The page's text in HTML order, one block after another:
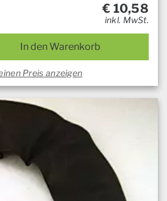
€ 10,58
inkl. MwSt.
In den Warenkorb
Preis anzeigen